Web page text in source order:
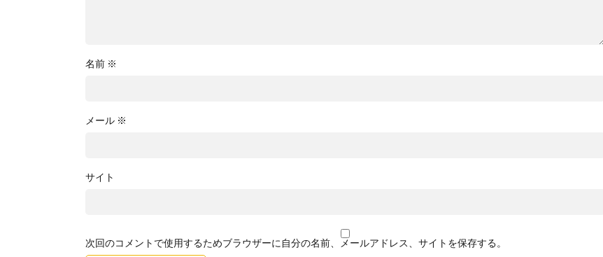
名前 ※
メール ※
サイト
次回のコメントで使用するためブラウザーに自分の名前、メールアドレス、サイトを保存する。